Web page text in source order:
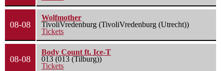
08-08
Wolfmother
TivoliVredenburg (TivoliVredenburg (Utrecht))
Tickets
08-08
Body Count ft. Ice-T
013 (013 (Tilburg))
Tickets